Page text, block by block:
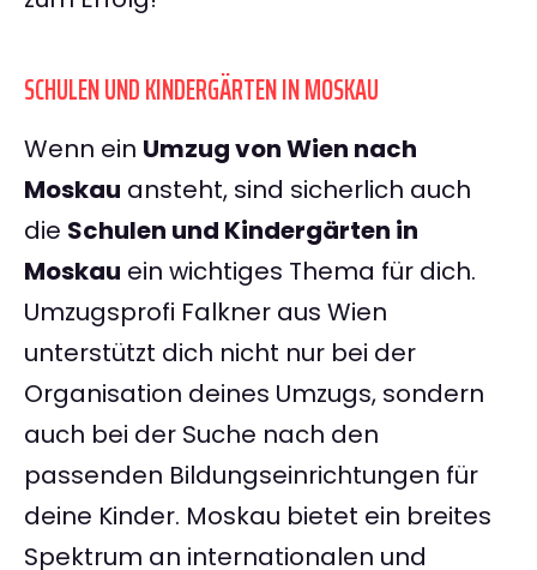
SCHULEN UND KINDERGÄRTEN IN MOSKAU
Wenn ein Umzug von Wien nach
Moskau ansteht, sind sicherlich auch
die Schulen und Kindergärten in
Moskau ein wichtiges Thema für dich.
Umzugsprofi Falkner aus Wien
unterstützt dich nicht nur bei der
Organisation deines Umzugs, sondern
auch bei der Suche nach den
passenden Bildungseinrichtungen für
deine Kinder. Moskau bietet ein breites
Spektrum an internationalen und